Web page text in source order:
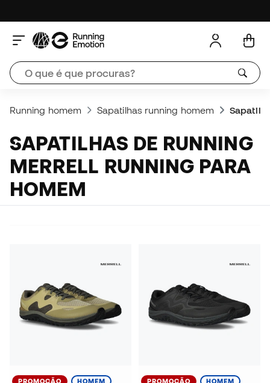
Running homem Sapatilhas running homem
SAPATILHAS DE RUNNING
MERRELL RUNNING PARA
HOMEM
PROMOÇÃO HOMEM PROMOÇÃO HOMEM